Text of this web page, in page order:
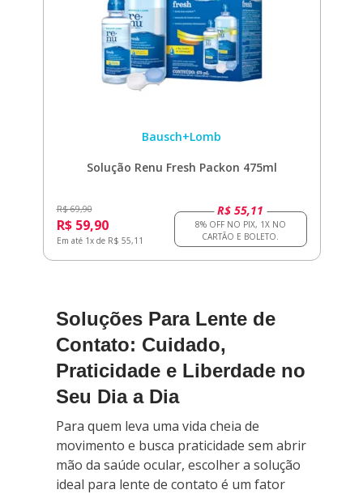
Bausch+Lomb
Solução Renu Fresh Packon 475ml
R$ 69,90
R$ 59,90
Em até 1x de R$ 55,11
R$ 55,11
Soluções Para Lente de
Contato: Cuidado,
Praticidade e Liberdade no
Seu Dia a Dia
Para quem leva uma vida cheia de
movimento e busca praticidade sem abrir
mão da saúde ocular, escolher a solução
ideal para lente de contato é um fator